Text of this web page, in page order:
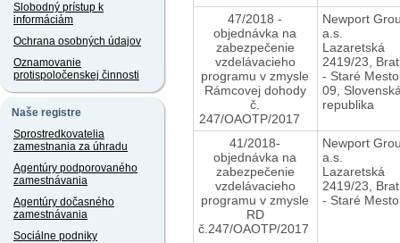
Slobodný prístup k
informáciám
Ochrana osobných údajov
Oznamovanie
protispoločenskej činnosti
Naše registre
Sprostredkovatelia
zamestnania za úhradu
Agentúry podporovaného
zamestnávania
Agentúry dočasného
zamestnávania
Sociálne podniky
47/2018 -
objednávka na
zabezpečenie
vzdelávacieho
programu v zmysle
Rámcovej dohody
č.
247/OAOTP/2017
Newport
a.s.
Lazaretská
2419/23,
- Staré
09,
republika
41/2018-
objednávka na
zabezpečenie
vzdelávacieho
programu v zmysle
RD
č.247/OAOTP/2017
Newport
a.s.
Lazaretská
2419/23,
- Staré Mesto